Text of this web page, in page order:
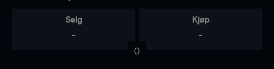
Selg
-
Kjøp
-
0